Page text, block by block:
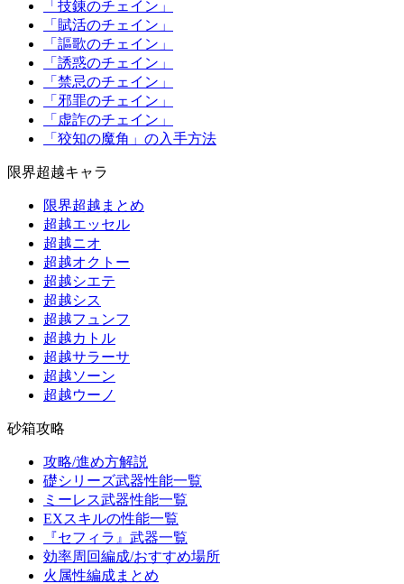
「技錬のチェイン」
「賦活のチェイン」
「謳歌のチェイン」
「誘惑のチェイン」
「禁忌のチェイン」
「邪罪のチェイン」
「虚詐のチェイン」
「狡知の魔角」の入手方法
限界超越キャラ
限界超越まとめ
超越エッセル
超越ニオ
超越オクトー
超越シエテ
超越シス
超越フュンフ
超越カトル
超越サラーサ
超越ソーン
超越ウーノ
砂箱攻略
攻略/進め方解説
礎シリーズ武器性能一覧
ミーレス武器性能一覧
EXスキルの性能一覧
『セフィラ』武器一覧
効率周回編成/おすすめ場所
火属性編成まとめ